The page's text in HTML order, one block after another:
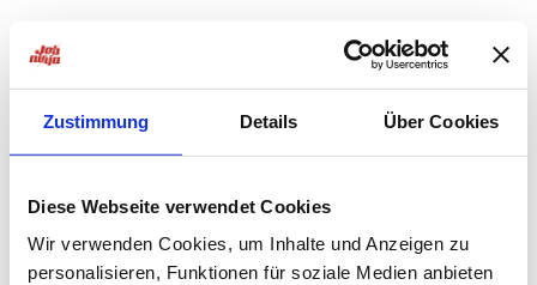
Zustimmung Details Über Cookies
Diese Webseite verwendet Cookies
Wir verwenden Cookies, um Inhalte und Anzeigen zu
personalisieren, Funktionen für soziale Medien anbieten